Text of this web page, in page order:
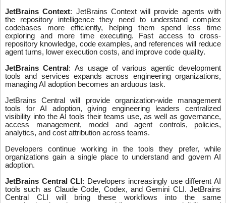
JetBrains Context: JetBrains Context will provide agents with
the repository intelligence they need to understand complex
codebases more efficiently, helping them spend less time
exploring and more time executing. Fast access to cross-
repository knowledge, code examples, and references will reduce
agent turns, lower execution costs, and improve code quality.
JetBrains Central : As usage of various agentic development
tools and services expands across engineering organizations,
managing AI adoption becomes an arduous task.
JetBrains Central will provide organization-wide management
tools for AI adoption, giving engineering leaders centralized
visibility into the AI tools their teams use, as well as governance,
access management, model and agent controls, policies,
analytics, and cost attribution across teams.
Developers continue working in the tools they prefer, while
organizations gain a single place to understand and govern AI
adoption.
JetBrains Central CLI : Developers increasingly use different AI
tools such as Claude Code, Codex, and Gemini CLI. JetBrains
Central CLI will bring these workflows into the same